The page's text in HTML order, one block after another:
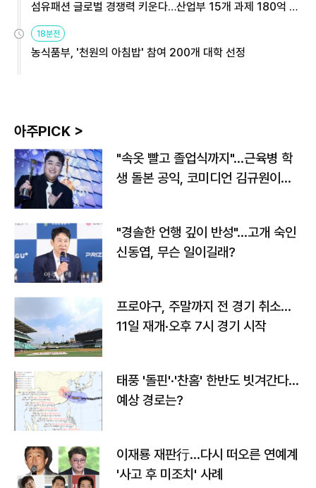
섬유패션 글로벌 경쟁력 키운다…산업부 15개 과제 180억 지
원
18분전
농식품부, '천원의 아침밥' 참여 200개 대학 선정
아주PICK >
"속옷 빨고 졸업식까지"…근육병 학
생 돌본 공익, 코미디언 김규원이었
"경솔한 언행 깊이 반성"…고개 숙인
신동엽, 무슨 일이길래?
프로야구, 주말까지 전 경기 취소…
11일 재개·오후 7시 경기 시작
태풍 '돌핀'·'찬홈' 한반도 빗겨간다…
예상 경로는?
이재룡 재판行…다시 떠오른 연예계
'사고 후 미조치' 사례